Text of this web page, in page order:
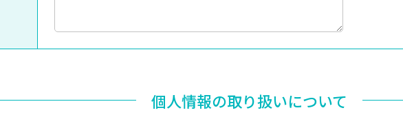
個人情報の取り扱いについて